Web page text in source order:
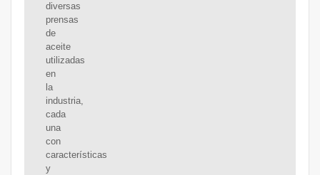
diversas
prensas
de
aceite
utilizadas
en
la
industria,
cada
una
con
características
y